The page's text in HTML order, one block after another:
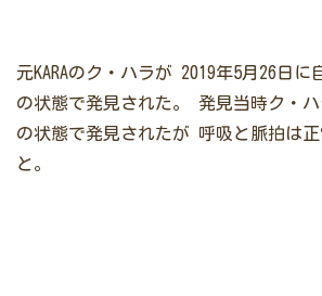
元KARAのク・ハラが 2019年5月26日に
の状態で発見された。
発見当時ク・
の状態で発見されたが 呼吸と脈拍は
と。